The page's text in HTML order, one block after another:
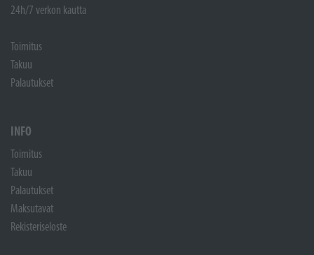
24h/7 verkon kautta
Toimitus
Takuu
Palautukset
INFO
Toimitus
Takuu
Palautukset
Maksutavat
Rekisteriseloste